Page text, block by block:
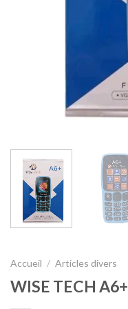
Accueil / Articles divers
WISE TECH A6+